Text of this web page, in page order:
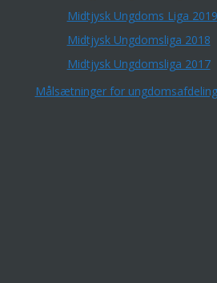
Midtjysk Ungdoms Liga 2019
Midtjysk Ungdomsliga 2018
Midtjysk Ungdomsliga 2017
Målsætninger for